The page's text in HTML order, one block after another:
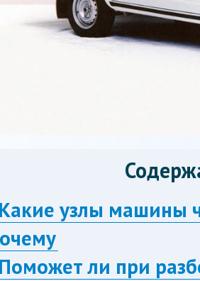
Какие узлы машины
Поможет ли при